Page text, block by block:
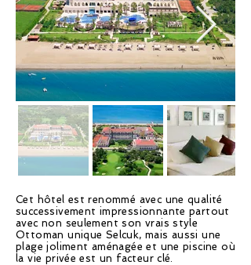
Cet hôtel est renommé avec une qualité
successivement impressionnante partout
avec non seulement son vrais style
Ottoman unique Selcuk, mais aussi une
plage joliment aménagée et une piscine où
la vie privée est un facteur clé.